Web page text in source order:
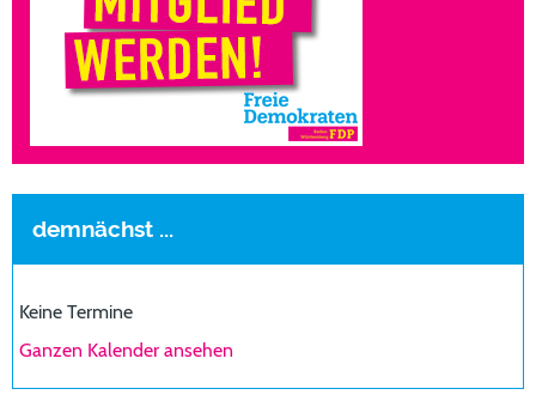
demnächst ...
Keine Termine
Ganzen Kalender ansehen